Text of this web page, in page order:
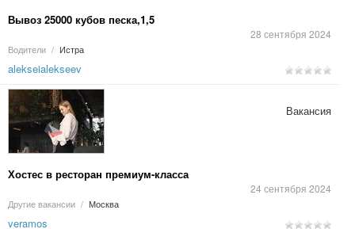
Вывоз 25000 кубов песка,1,5
28 сентября 2024
Водители / Истра
alekseialekseev
Хостес в ресторан премиум-класса
24 сентября 2024
Другие вакансии / Москва
Вакансия
veramos